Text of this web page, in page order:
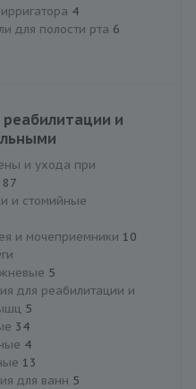
4
для полости рта 6
и
и ухода при
87
и стомийные
и мочеприемники 10
5
для реабилитации и
5
34
4
13
для ванн 5